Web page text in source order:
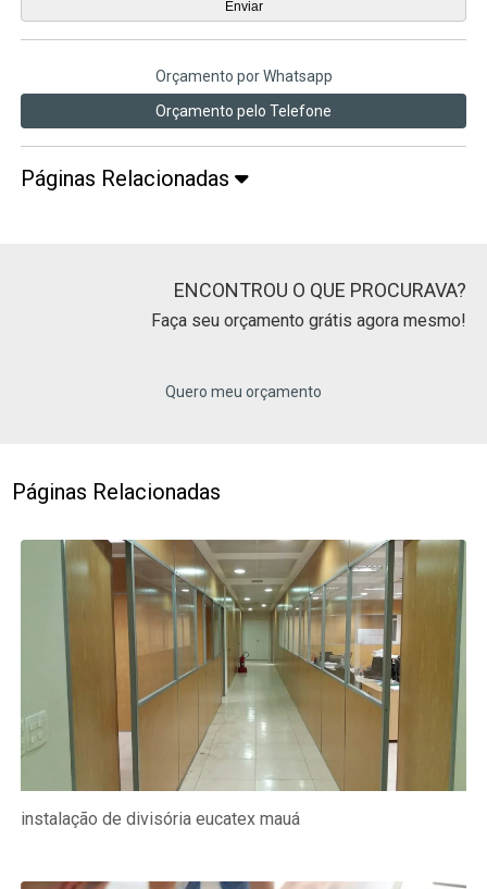
Orçamento por Whatsapp
Orçamento pelo Telefone
Páginas Relacionadas
ENCONTROU O QUE PROCURAVA?
Faça seu orçamento grátis agora mesmo!
Quero meu orçamento
Páginas Relacionadas
instalação de divisória eucatex mauá